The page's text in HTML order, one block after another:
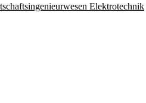
Elektrotechnik